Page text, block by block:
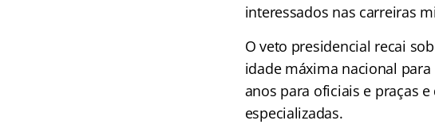
interessados nas carreiras
O veto presidencial recai
idade máxima nacional
anos para oficiais e praças
especializadas.